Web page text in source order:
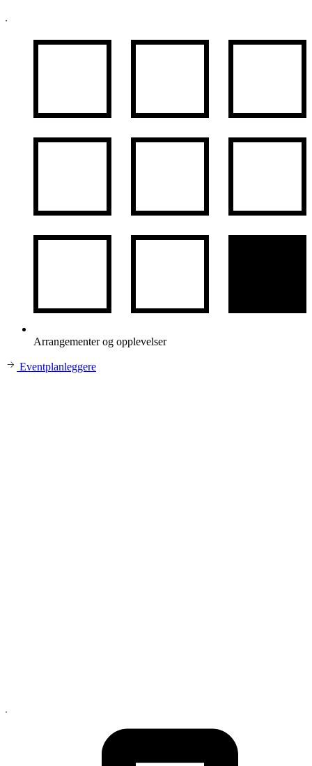
Arrangementer og opplevelser
Eventplanleggere